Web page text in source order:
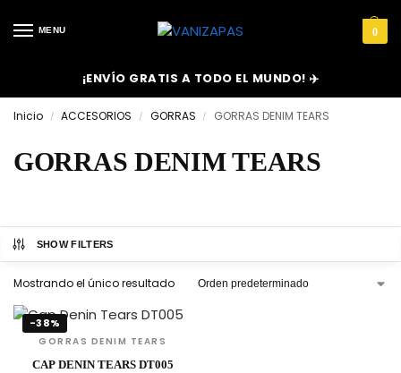
MENU 0
¡ENVÍO GRATIS A TODO EL MUNDO! ✈️
Inicio / ACCESORIOS / GORRAS / GORRAS DENIM TEARS
GORRAS DENIM TEARS
SHOW FILTERS
Mostrando el único resultado
-38%
GORRAS DENIM TEARS
CAP DENIN TEARS DT005